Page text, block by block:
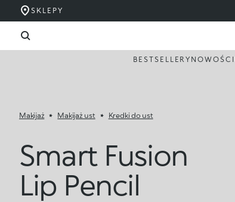
SKLEPY
BESTSELLERY NOWOŚCI
Makijaż Makijaż ust Kredki do ust
Smart Fusion
Lip Pencil